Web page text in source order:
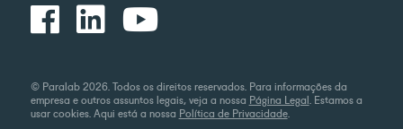
© Paralab 2026. Todos os direitos reservados. Para informações da
empresa e outros assuntos legais, veja a nossa Página Legal . Estamos a
usar cookies. Aqui está a nossa Política de Privacidade.